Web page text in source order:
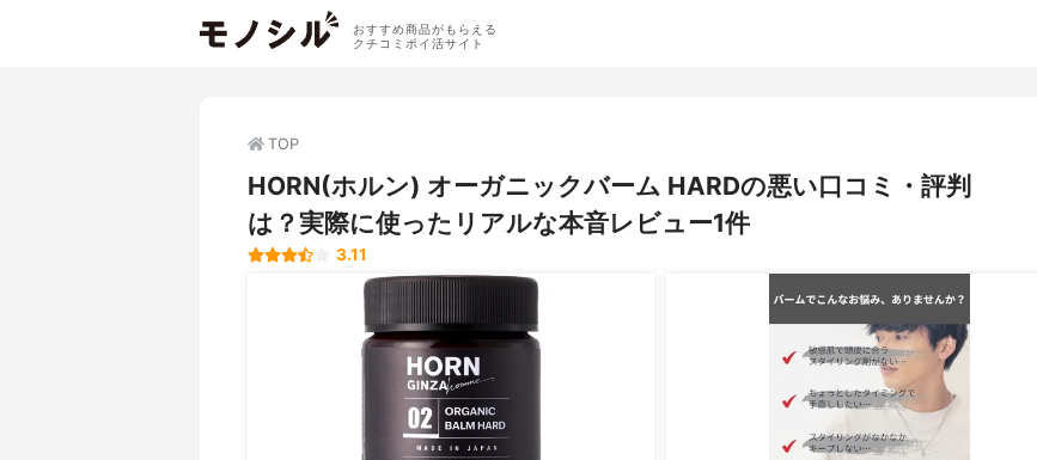
おすすめ商品がもらえる
クチコミポイ活サイト
TOP
HORN(ホルン) オーガニックバーム HARDの悪い口コミ・評判
は？実際に使ったリアルな本音レビュー1件
3.11